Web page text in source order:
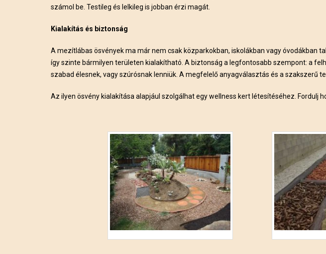
számol be. Testileg és lelkileg is jobban érzi magát.
Kialakítás és biztonság
A mezítlábas ösvények ma már nem csak közparkokban, iskolákban vagy óvodákban
így szinte bármilyen területen kialakítható. A biztonság a legfontosabb szempont: a
szabad élesnek, vagy szúrósnak lenniük. A megfelelő anyagválasztás és a szakszerű
Az ilyen ösvény kialakítása alapjául szolgálhat egy wellness kert létesítéséhez.